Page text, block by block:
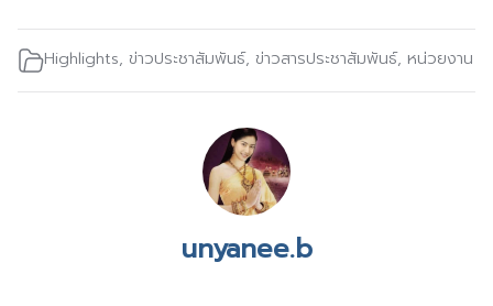
Highlights, ข่าวประชาสัมพันธ์, ข่าวสารประชาสัมพันธ์, หน่วยงาน
unyanee.b